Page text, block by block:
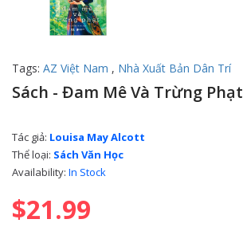
Tags: AZ Việt Nam , Nhà Xuất Bản Dân Trí
Sách - Đam Mê Và Trừng Phạt
Tác giả: Louisa May Alcott
Thể loại: Sách Văn Học
Availability: In Stock
$21.99